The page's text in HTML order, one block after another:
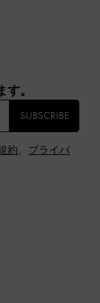
。​
SUBSCRIBE
約、 プライバ